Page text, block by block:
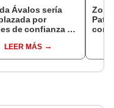
Ávalos sería
por
de confianza de
LEER MÁS